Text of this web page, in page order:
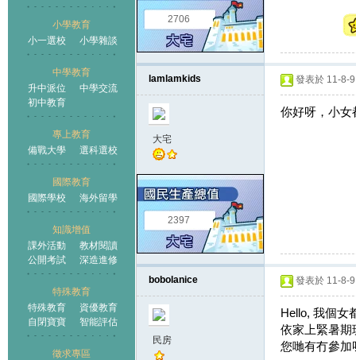
小學教育
小一選校
小學雜談
中學教育
升中派位
中學交流
初中教育
專上教育
備戰大學
選科選校
國際教育
國際學校
海外留學
知識增值
課外活動
教材閱讀
公開考試
深造進修
特殊教育
特殊教育
資優教育
自閉寶寶
智能評估
徵求專區
2706
lamlamkids
大宅
2397
發表於 11-8-
你好呀，小女
bobolanice
民房
發表於 11-8-
Hello, 我個女
依家上緊暑期
您哋有冇參加